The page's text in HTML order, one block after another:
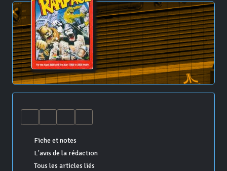
Fiche et notes
L'avis de la rédaction
Tous les articles liés